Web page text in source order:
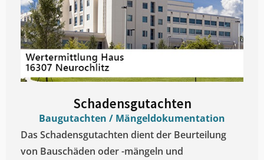
Schadensgutachten
Baugutachten / Mängeldokumentation
Das Schadensgutachten dient der Beurteilung
von Bauschäden oder -mängeln und